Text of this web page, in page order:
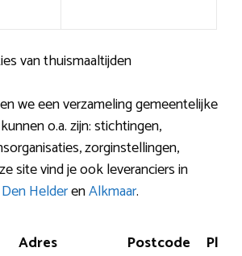
van thuismaaltijden
we een verzameling gemeentelijke
o.a. zijn: stichtingen,
zorginstellingen,
site vind je ook leveranciers in
Den HelderenAlkmaar.
Adres Postcode